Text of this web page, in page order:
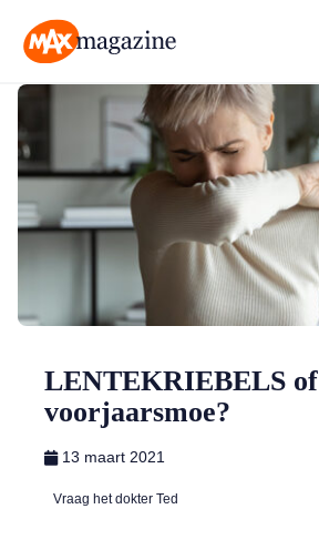
LENTEKRIEBELS of
voorjaarsmoe?
13 maart 2021
Vraag het dokter Ted